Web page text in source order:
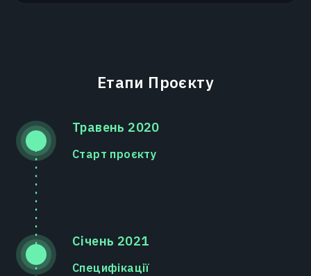
Етапи Проєкту
Травень 2020
Старт проєкту
Січень 2021
Специфікації